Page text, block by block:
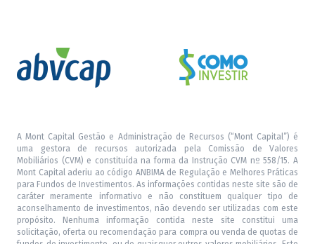
A Mont Capital Gestão e Administração de Recursos (“Mont Capital”) é
uma gestora de recursos autorizada pela Comissão de Valores
Mobiliários (CVM) e constituída na forma da Instrução CVM nº 558/15. A
Mont Capital aderiu ao código ANBIMA de Regulação e Melhores Práticas
para Fundos de Investimentos. As informações contidas neste site são de
caráter meramente informativo e não constituem qualquer tipo de
aconselhamento de investimentos, não devendo ser utilizadas com este
propósito. Nenhuma informação contida neste site constitui uma
solicitação, oferta ou recomendação para compra ou venda de quotas de